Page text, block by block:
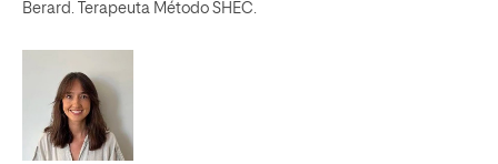
Berard. Terapeuta Método SHEC.